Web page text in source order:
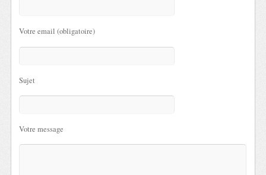
Votre email (obligatoire)
Sujet
Votre message